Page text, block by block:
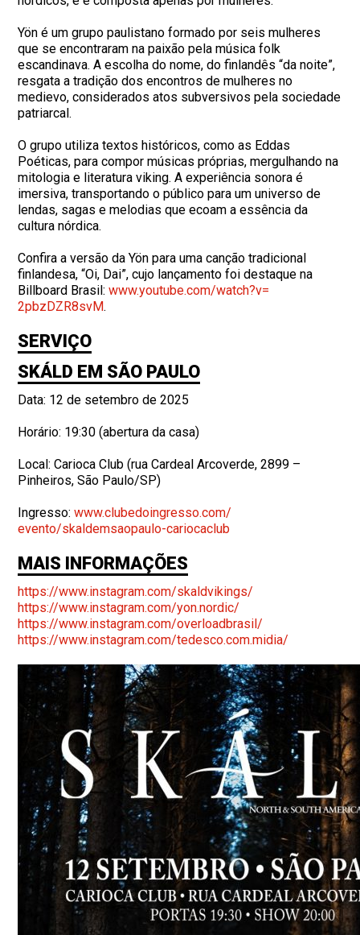
Yön é um grupo paulistano formado por seis mulheres
que se encontraram na paixão pela música folk
escandinava. A escolha do nome, do finlandês “da noite”,
resgata a tradição dos encontros de mulheres no
medievo, considerados atos subversivos pela sociedade
patriarcal.
O grupo utiliza textos históricos, como as Eddas
Poéticas, para compor músicas próprias, mergulhando na
mitologia e literatura viking. A experiência sonora é
imersiva, transportando o público para um universo de
lendas, sagas e melodias que ecoam a essência da
cultura nórdica.
Confira a versão da Yön para uma canção tradicional
finlandesa, “Oi, Dai”, cujo lançamento foi destaque na
Billboard Brasil:www.youtube.com/watch?v=
2pbzDZR8svM.
SERVIÇO
SKÁLD EM SÃO PAULO
Data: 12 de setembro de 2025
Horário: 19:30 (abertura da casa)
Local: Carioca Club (rua Cardeal Arcoverde, 2899 –
Pinheiros, São Paulo/SP)
Ingresso:www.clubedoingresso.com/
evento/skaldemsaopaulo-cariocaclub
MAIS INFORMAÇÕES
https://www.instagram.com/skaldvikings/
https://www.instagram.com/yon.nordic/
https://www.instagram.com/overloadbrasil/
https://www.instagram.com/tedesco.com.midia/